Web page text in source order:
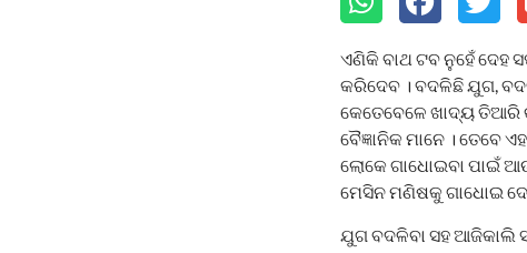
ଏଣିକି ବାଥ ଟବ ନୁହେଁ ଦେହ
କରିଦେବ । ବଦଳିଛି ଯୁଗ,
କେତେବେଳେ ଖାଦ୍ୟ ତିଆରି
ବୈଜ୍ଞାନିକ ମାନେ ।
ଲୋକେ ଗାଧୋଇବା ପାଇଁ
ମେସିନ ମଣିଷକୁ ଗାଧୋଇ
ଯୁଗ ବଦଳିବା ସହ ଆଜିକାଲି